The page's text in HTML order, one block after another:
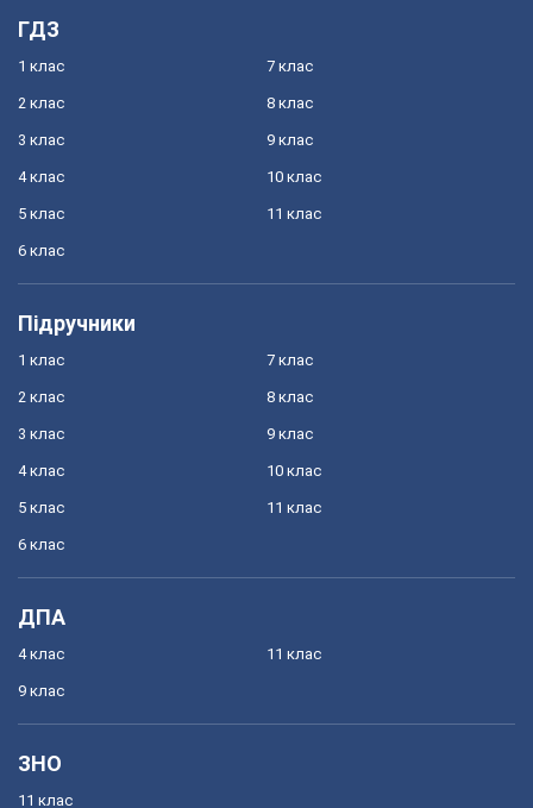
ГДЗ
1 клас
2 клас
3 клас
4 клас
5 клас
6 клас
7 клас
8 клас
9 клас
10 клас
11 клас
Підручники
1 клас
2 клас
3 клас
4 клас
5 клас
6 клас
7 клас
8 клас
9 клас
10 клас
11 клас
ДПА
4 клас
9 клас
11 клас
ЗНО
11 клас